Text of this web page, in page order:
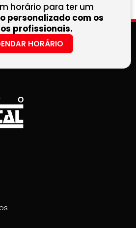
horário para ter um
personalizado com os
profissionais.
HORÁRIO